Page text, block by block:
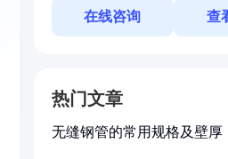
在线咨询 查
热门文章
无缝钢管的常用规格及壁厚